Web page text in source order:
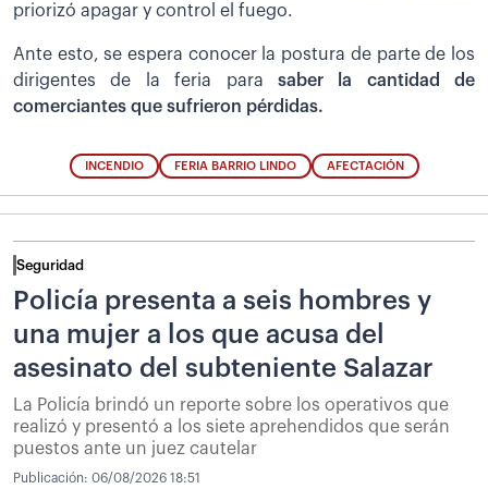
priorizó apagar y control el fuego.
Ante esto, se espera conocer la postura de parte de los
dirigentes de la feria para saber la cantidad de
comerciantes que sufrieron pérdidas.
INCENDIO FERIA BARRIO LINDO AFECTACIÓN
Seguridad
Policía presenta a seis hombres y
una mujer a los que acusa del
asesinato del subteniente Salazar
La Policía brindó un reporte sobre los operativos que
realizó y presentó a los siete aprehendidos que serán
puestos ante un juez cautelar
Publicación: 06/08/2026 18:51